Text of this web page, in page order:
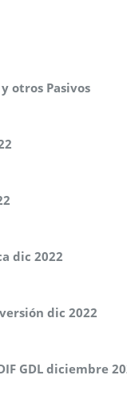
otros Pasivos
dic 2022
dic 2022
GDL diciembre